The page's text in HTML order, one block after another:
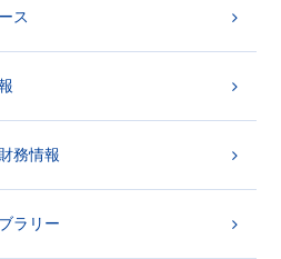
ス
務情報
ラリー